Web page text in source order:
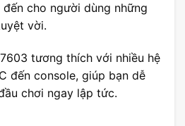
đến cho người dùng những
vời.
tương thích với nhiều hệ
đến console, giúp bạn dễ
chơi ngay lập tức.